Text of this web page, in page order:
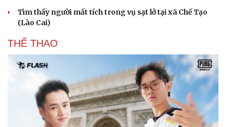
Tìm thấy người mất tích trong vụ sạt lở tại xã Chế Tạo
(Lào Cai)
THỂ THAO